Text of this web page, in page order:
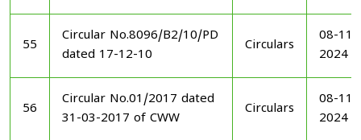
55
Circular No.8096/B2/10/PD
dated 17-12-10
Circulars
08-11-
2024
56
Circular No.01/2017 dated
31-03-2017 of CWW
Circulars
08-11-
2024